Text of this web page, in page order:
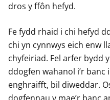
dros y ffôn hefyd.
Fe fydd rhaid i chi hefyd
chi yn cynnwys eich enw
chyfeiriad. Fel arfer bydd
ddogfen wahanol i’r
enghraifft, bil diweddar.